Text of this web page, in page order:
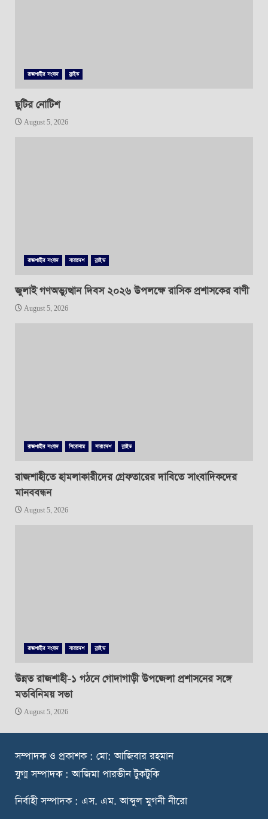
রাজশাহীর সংবাদ স্লাইড
ছুটির নোটিশ
August 5, 2026
রাজশাহীর সংবাদ সারাদেশ স্লাইড
জুলাই গণঅভ্যুত্থান দিবস ২০২৬ উপলক্ষে রাসিক প্রশাসকের বাণী
August 5, 2026
রাজশাহীর সংবাদ শিরোনাম সারাদেশ স্লাইড
রাজশাহীতে হামলাকারীদের গ্রেফতারের দাবিতে সাংবাদিকদের
মানববন্ধন
August 5, 2026
রাজশাহীর সংবাদ সারাদেশ স্লাইড
উন্নত রাজশাহী-১ গঠনে গোদাগাড়ী উপজেলা প্রশাসনের সঙ্গে
মতবিনিময় সভা
August 5, 2026
সম্পাদক ও প্রকাশক : মো: আজিবার রহমান
যুগ্ম সম্পাদক : আজিমা পারভীন টুকটুকি
নির্বাহী সম্পাদক : এস. এম. আব্দুল মুগনী নীরো